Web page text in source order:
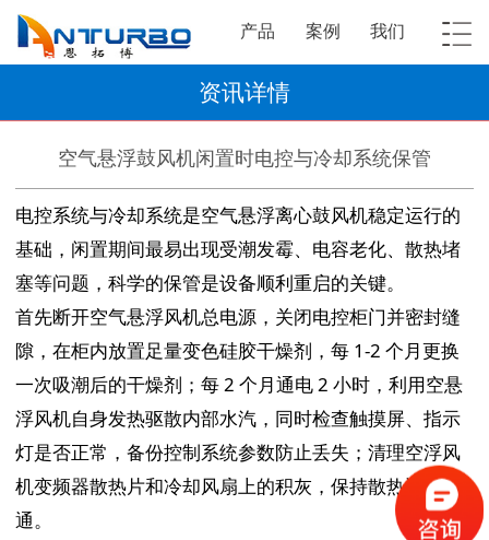
产品 案例 我们
资讯详情
空气悬浮鼓风机闲置时电控与冷却系统保管
电控系统与冷却系统是空气悬浮离心鼓风机稳定运行的
基础，闲置期间最易出现受潮发霉、电容老化、散热堵
塞等问题，科学的保管是设备顺利重启的关键。
首先断开空气悬浮风机总电源，关闭电控柜门并密封缝
隙，在柜内放置足量变色硅胶干燥剂，每 1-2 个月更换
一次吸潮后的干燥剂；每 2 个月通电 2 小时，利用空悬
浮风机自身发热驱散内部水汽，同时检查触摸屏、指示
灯是否正常，备份控制系统参数防止丢失；清理空浮风
机变频器散热片和冷却风扇上的积灰，保持散热通道畅
通。